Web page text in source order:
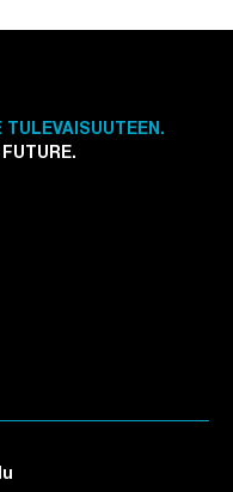
TULEVAISUUTEEN.
FUTURE.